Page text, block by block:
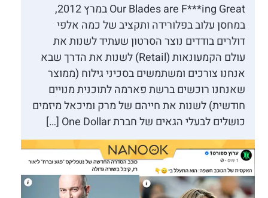
Our Blades are F***ing Great במרץ 2012,
במחסן עלוב בפלורידה ותקציב של כמה אלפי
דולרים בודדים נוצר הסרטון שעתיד לשנות את
עולם הקמעונאות (Retail) לשנות את הדרך שבא
אנחנו צורכים ומשתמשים בסכיני גילוח (ממוצר
שאנחנו רוכשים ברשת פארמה לתוכנית מנויים
חודשית) לשנות את חייהם של מרק ומיכאל מיזמים
כושלים לבעלי הגאים של חברת One Dollar […]